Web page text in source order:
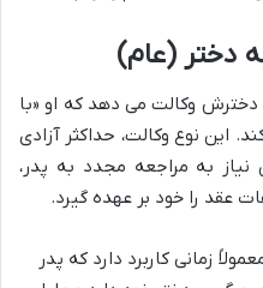
دخترش وکالت می دهد که او «با
این نوع وکالت، حداکثر آزادی
به مراجعه مجدد به پدر،
عقد را خود بر عهده گیرد.
زمانی کاربرد دارد که پدر